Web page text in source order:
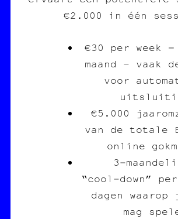
€2.000 in één
€30 per week
maand – vaak
voor
€5.000
van de totale
online
“cool‑down”
dagen
mag